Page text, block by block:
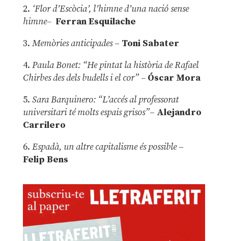
2. ‘Flor d’Escòcia’, l’himne d’una nació sense
himne– Ferran Esquilache
3. Memòries anticipades– Toni Sabater
4. Paula Bonet: “He pintat la història de Rafael
Chirbes des dels budells i el cor” –Óscar Mora
5. Sara Barquinero: “L’accés al professorat
universitari té molts espais grisos”– Alejandro
Carrilero
6. Espadà, un altre capitalisme és possible –
Felip Bens